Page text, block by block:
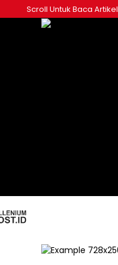
Scroll Untuk Baca Artikel